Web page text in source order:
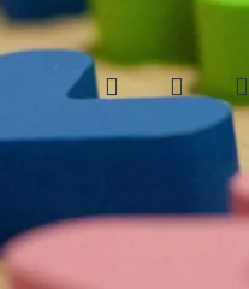
PLAY-MAT
korėta danga
21.00€